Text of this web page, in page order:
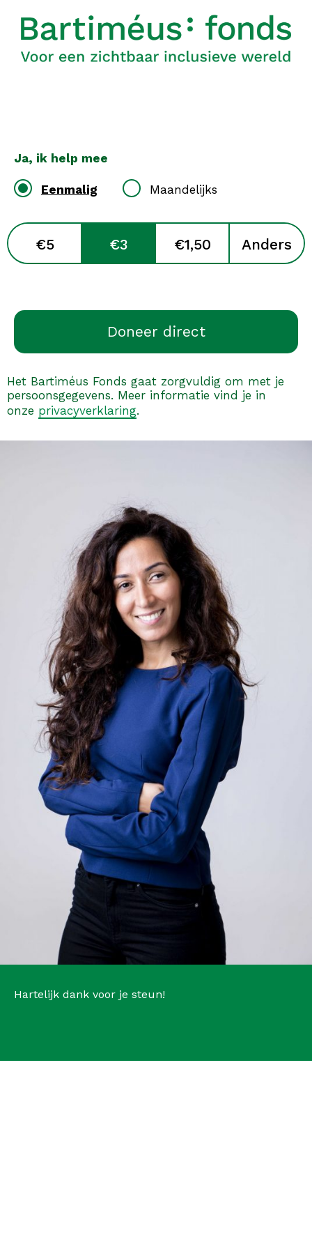
Ja, ik help mee
Eenmalig Maandelijks
Giftbedrag
verplicht
€5 €3 €1,50 Anders
Het Bartiméus Fonds gaat zorgvuldig om met je
persoonsgegevens. Meer informatie vind je in
onze privacyverklaring.
Hartelijk dank voor je steun!